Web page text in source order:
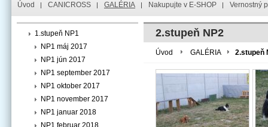
Úvod CANICROSS GALÉRIA Nakupujte v E-SHOP Vernostný
1.stupeň NP1
NP1 máj 2017
NP1 jún 2017
NP1 september 2017
NP1 oktober 2017
NP1 november 2017
NP1 januar 2018
NP1 februar 2018
2.stupeň NP2
Úvod GALÉRIA 2.stupeň